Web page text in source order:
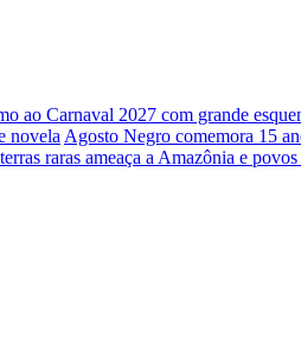
ao Carnaval 2027 com grande
novela Agosto Negro comemora 15
raras ameaça a Amazônia e